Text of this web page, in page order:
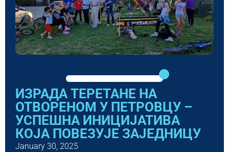
ИЗРАДА ТЕРЕТАНЕ НА
ОТВОРЕНОМ У ПЕТРОВЦУ –
УСПЕШНА ИНИЦИЈАТИВА
КОЈА ПОВЕЗУЈЕ ЗАЈЕДНИЦУ
January 30, 2025